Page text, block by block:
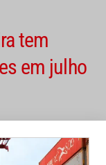
tem
em julho